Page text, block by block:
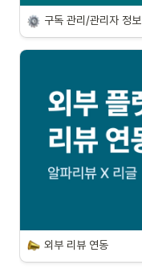
구독 관리/관리자 정보
외부 리뷰 연동